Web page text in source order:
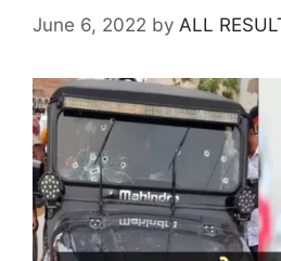
June 6, 2022 by ALL